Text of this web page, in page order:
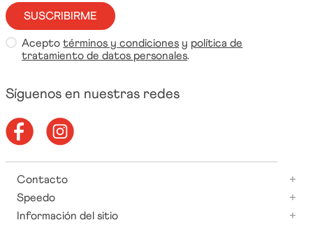
SUSCRIBIRME
Aceptotérminos y condiciones y política de
tratamiento de datos personales.
Síguenos en nuestras redes
Contacto
+
Speedo
+
Información del sitio
+